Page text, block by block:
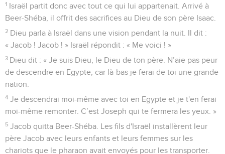
1 Israël partit donc avec tout ce qui lui appartenait. Arrivé à
Beer-Shéba, il offrit des sacrifices au Dieu de son père Isaac.
2 Dieu parla à Israël dans une vision pendant la nuit. Il dit :
« Jacob ! Jacob ! » Israël répondit : « Me voici ! »
3 Dieu dit : « Je suis Dieu, le Dieu de ton père. N’aie pas peur
de descendre en Egypte, car là-bas je ferai de toi une grande
nation.
4 Je descendrai moi-même avec toi en Egypte et je t'en ferai
moi-même remonter. C’est Joseph qui te fermera les yeux. »
5 Jacob quitta Beer-Shéba. Les fils d'Israël installèrent leur
père Jacob avec leurs enfants et leurs femmes sur les
chariots que le pharaon avait envoyés pour les transporter.